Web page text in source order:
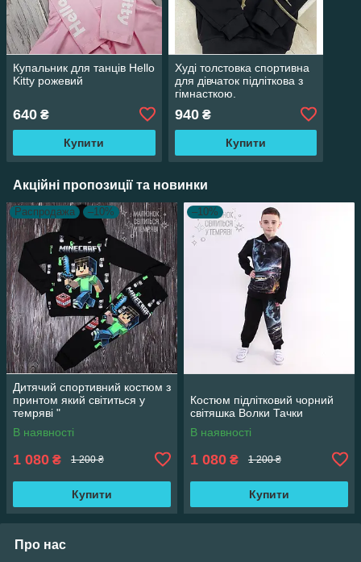
Купальник для танців Hello
Kitty рожевий
640 ₴
Купити
Худі толстовка спортивна
для дівчаток підліткова з
гімнасткою.
940₴
Купити
Акційні пропозиції та новинки
Распродажа –10%
Дитячий спортивний костюм з
принтом який світиться у
темряві "
В наявності
1 080 ₴ 1 200 ₴
Купити
–10%
Костюм підлітковий чорний
світяшка Волки Тачки
В наявності
1 080 ₴ 1 200 ₴
Купити
Про нас